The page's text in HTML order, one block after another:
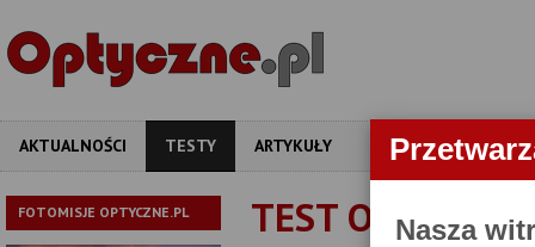
Nasza
AKTUALNOŚCI TESTY ARTYKUŁY APARATY
FOTOMISJE OPTYCZNE.PL TEST